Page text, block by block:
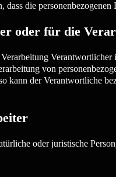
dass die
oder für die
Verantwortlicher
von
kann der Verantwortliche
oder juristische